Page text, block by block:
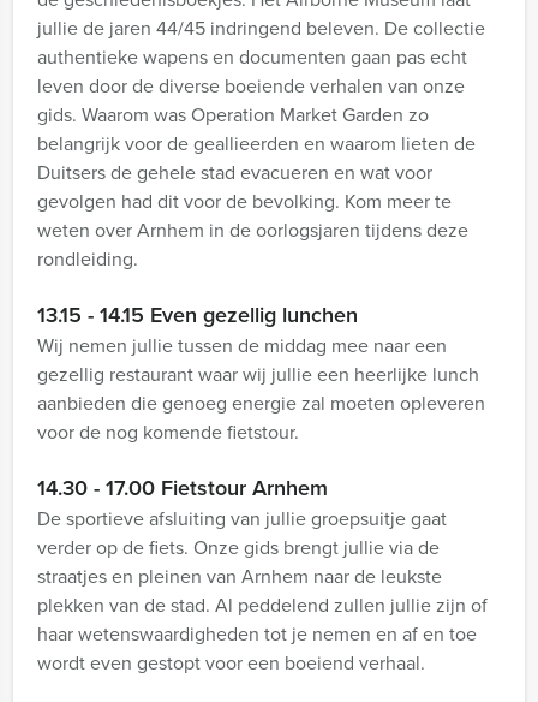
jullie de jaren 44/45 indringend beleven. De collectie
authentieke wapens en documenten gaan pas echt
leven door de diverse boeiende verhalen van onze
gids. Waarom was Operation Market Garden zo
belangrijk voor de geallieerden en waarom lieten de
Duitsers de gehele stad evacueren en wat voor
gevolgen had dit voor de bevolking. Kom meer te
weten over Arnhem in de oorlogsjaren tijdens deze
rondleiding.
13.15 - 14.15 Even gezellig lunchen
Wij nemen jullie tussen de middag mee naar een
gezellig restaurant waar wij jullie een heerlijke lunch
aanbieden die genoeg energie zal moeten opleveren
voor de nog komende fietstour.
14.30 - 17.00 Fietstour Arnhem
De sportieve afsluiting van jullie groepsuitje gaat
verder op de fiets. Onze gids brengt jullie via de
straatjes en pleinen van Arnhem naar de leukste
plekken van de stad. Al peddelend zullen jullie zijn of
haar wetenswaardigheden tot je nemen en af en toe
wordt even gestopt voor een boeiend verhaal.